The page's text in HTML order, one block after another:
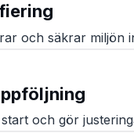
och säkrar miljön
och gör